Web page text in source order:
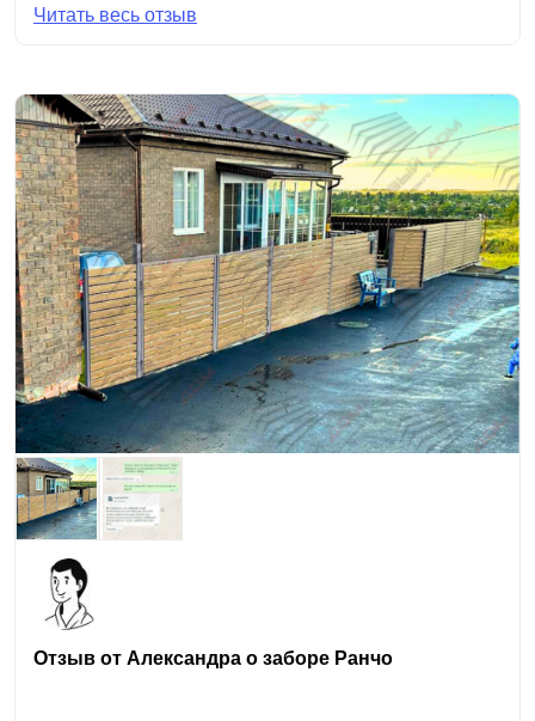
Читать весь отзыв
Отзыв от Александра о заборе Ранчо